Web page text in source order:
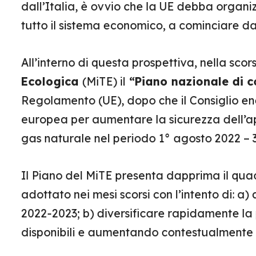
dall’Italia, è ovvio che la UE debba
tutto il sistema economico, a cominciare
All’interno di questa prospettiva, nella
Ecologica (MiTE) il “Piano nazionale di
Regolamento (UE), dopo che il Consiglio
europea per aumentare la sicurezza
gas naturale nel periodo 1° agosto 2022 –
Il Piano del MiTE presenta dapprima il
adottato nei mesi scorsi con l’intento di:
2022-2023; b) diversificare rapidamente
disponibili e aumentando